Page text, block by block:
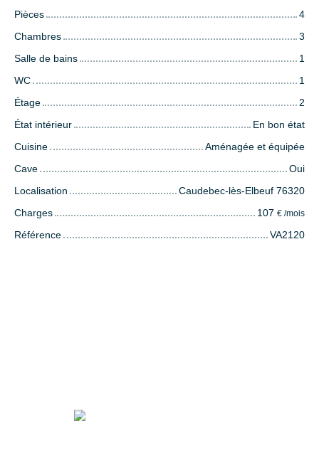
Pièces
4
Chambres
3
Salle de bains
1
WC
1
Étage
2
État intérieur
En bon état
Cuisine
Aménagée et équipée
Cave
Oui
Localisation
Caudebec-lès-Elbeuf 76320
Charges
107 € /mois
Référence VA2120